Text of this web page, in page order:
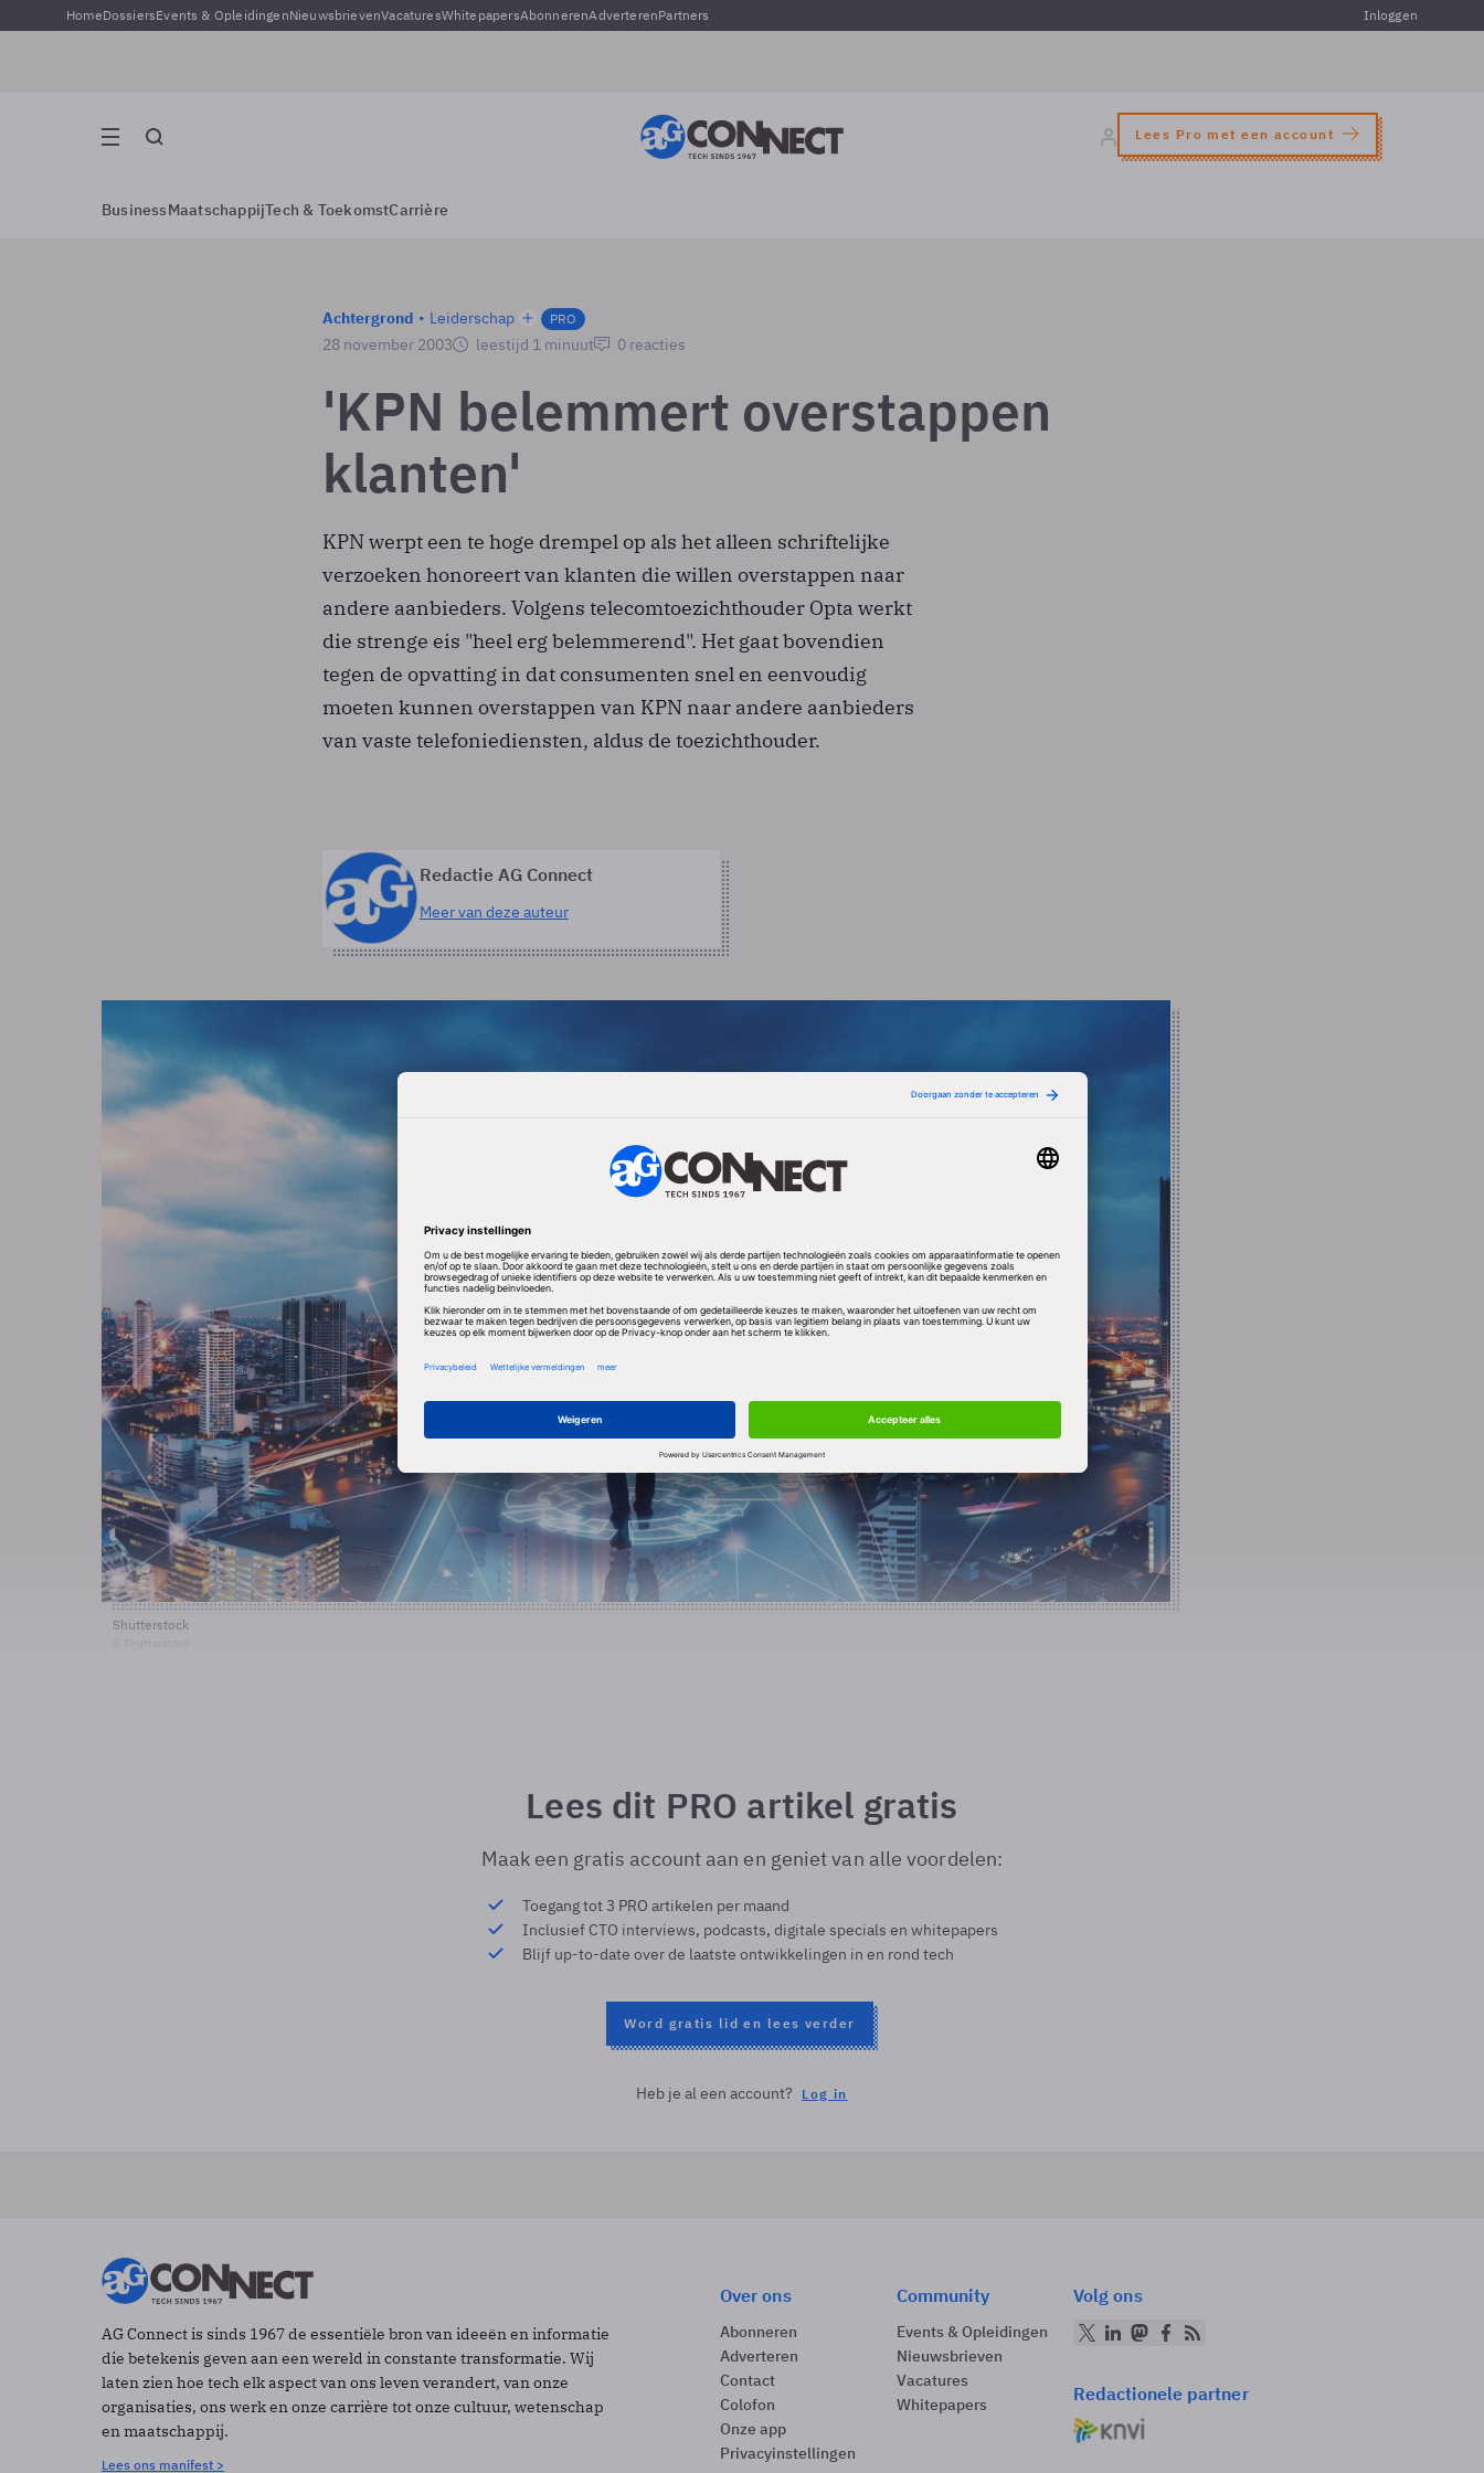
HomeDossiersEvents & OpleidingenNieuwsbrievenVacaturesWhitepapersAbonnerenAdverterenPartners Inloggen
Lees Pro met een account
BusinessMaatschappijTech & ToekomstCarrière
Achtergrond Leiderschap PRO
28 november 2003 leestijd 1 minuut 0 reacties
'KPN belemmert overstappen
klanten'
KPN werpt een te hoge drempel op als het alleen schriftelijke
verzoeken honoreert van klanten die willen overstappen naar
andere aanbieders. Volgens telecomtoezichthouder Opta werkt
die strenge eis "heel erg belemmerend". Het gaat bovendien
tegen de opvatting in dat consumenten snel en eenvoudig
moeten kunnen overstappen van KPN naar andere aanbieders
van vaste telefoniediensten, aldus de toezichthouder.
Redactie AG Connect
Meer van deze auteur
Shutterstock
Lees dit PRO artikel gratis
Maak een gratis account aan en geniet van alle voordelen:
Toegang tot 3 PRO artikelen per maand
Inclusief CTO interviews, podcasts, digitale specials en whitepapers
Blijf up-to-date over de laatste ontwikkelingen in en rond tech
Word gratis lid en lees verder
Heb je al een account? Log in
AG Connect is sinds 1967 de essentiële bron van ideeën en informatie
die betekenis geven aan een wereld in constante transformatie. Wij
laten zien hoe tech elk aspect van ons leven verandert, van onze
organisaties, ons werk en onze carrière tot onze cultuur, wetenschap
en maatschappij.
Lees ons manifest >
Over ons
Abonneren
Adverteren
Contact
Colofon
Onze app
Privacyinstellingen
Community
Events & Opleidingen
Nieuwsbrieven
Vacatures
Whitepapers
Volg ons
Redactionele partner